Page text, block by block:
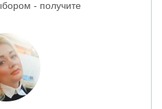
- получите